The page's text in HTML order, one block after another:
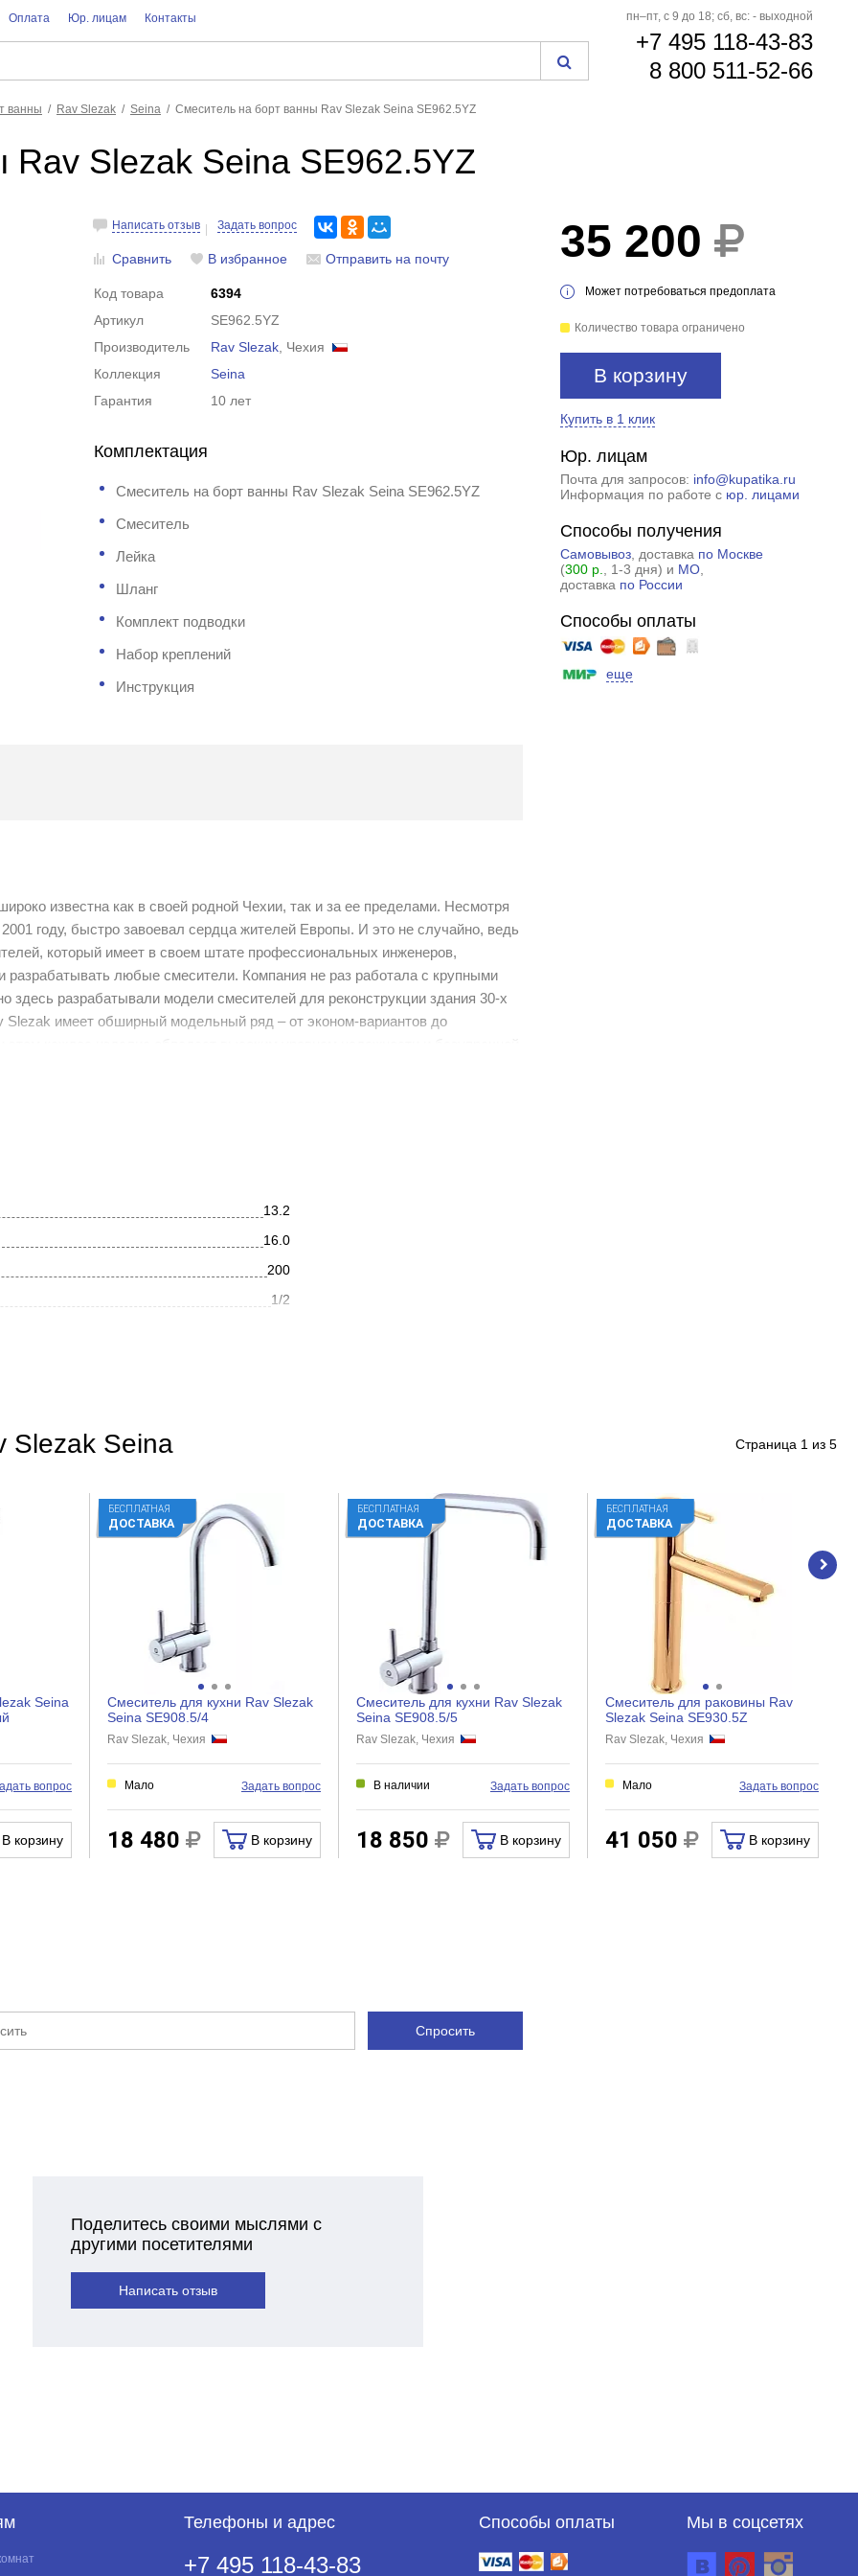
Оплата Юр. лицам Контакты пн–пт, с 9 до 18; сб, вс: - выходной
+7 495 118-43-83
8 800 511-52-66
ванны Rav Slezak Seina Смеситель на борт ванны Rav Slezak Seina SE962.5YZ
Slezak Seina SE962.5YZ
Написать отзыв Задать вопрос
Сравнить В избранное Отправить на почту
Код товара
6394
Артикул
SE962.5YZ
Производитель
Rav Slezak , Чехия
Коллекция
Seina
Гарантия
10 лет
Комплектация
Смеситель на борт ванны Rav Slezak Seina SE962.5YZ
Смеситель
Лейка
Шланг
Комплект подводки
Набор креплений
Инструкция
35 200
Может потребоваться предоплата
Количество товара ограничено
В корзину
Купить в 1 клик
Юр. лицам
Почта для запросов: info@kupatika.ru
Информация по работе с юр. лицами
Способы получения
Самовывоз, доставка по Москве
(300 р. , 1-3 дня) и МО,
доставка по России
Способы оплаты
еще
известна как в своей родной Чехии, так и за ее пределами. Несмотря
году, быстро завоевал сердца жителей Европы. И это не случайно, ведь
который имеет в своем штате профессиональных инженеров,
разрабатывать любые смесители. Компания не раз работала с крупными
разрабатывали модели смесителей для реконструкции здания 30-х
имеет обширный модельный ряд – от эконом-вариантов до
сочетаются изысканная красота мягких женственных очертаний и
с душевым гарнитуром, изготовлен из высококачественной латуни,
лёгкое возвращение шланга в держатель. Длина шланга 2000 мм.
13.2
16.0
200
1/2
Каскад
Рычажное
Керамический картридж
Нет
Slezak Seina Страница 1 из 5
Seina
вопрос
В корзину
БЕСПЛАТНАЯ
ДОСТАВКА
Смеситель для кухни Rav Slezak
Seina SE908.5/4
Rav Slezak, Чехия
Мало Задать вопрос
18 480 В корзину
БЕСПЛАТНАЯ
ДОСТАВКА
Смеситель для кухни Rav Slezak
Seina SE908.5/5
Rav Slezak, Чехия
В наличии Задать вопрос
18 850 В корзину
БЕСПЛАТНАЯ
ДОСТАВКА
Смеситель для раковины Rav
Slezak Seina SE930.5Z
Rav Slezak, Чехия
Мало Задать вопрос
41 050 В корзину
Спросить
Поделитесь своими мыслями с
другими посетителями
Написать отзыв
Телефоны и адрес
+7 495 118-43-83
Способы оплаты Мы в соцсетях